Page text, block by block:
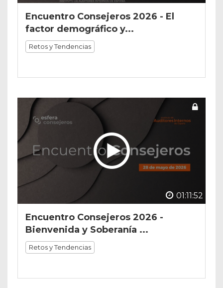
Encuentro Consejeros 2026 - El
factor demográfico y...
Retos y Tendencias
01:11:52
Encuentro Consejeros 2026 -
Bienvenida y Soberanía ...
Retos y Tendencias